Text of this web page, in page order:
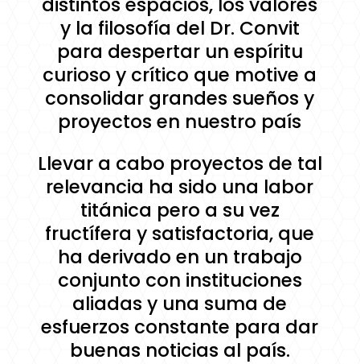
y la filosofía del Dr. Convit
para despertar un espíritu
curioso y crítico que motive a
consolidar grandes sueños y
proyectos en nuestro país
Llevar a cabo proyectos de tal
relevancia ha sido una labor
titánica pero a su vez
fructífera y satisfactoria, que
ha derivado en un trabajo
conjunto con instituciones
aliadas y una suma de
esfuerzos constante para dar
buenas noticias al país.